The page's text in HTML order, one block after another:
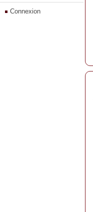
Connexion